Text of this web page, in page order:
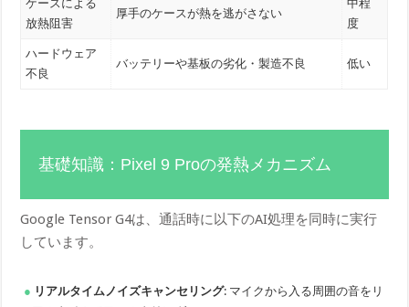
ケースによる
放熱阻害
厚手のケースが熱を逃がさない
中程
度
ハードウェア
不良
バッテリーや基板の劣化・製造不良 低い
基礎知識：Pixel 9 Proの発熱メカニズム
Google Tensor G4は、通話時に以下のAI処理を同時に実行
しています。
リアルタイムノイズキャンセリング: マイクから入る周囲の音をリ